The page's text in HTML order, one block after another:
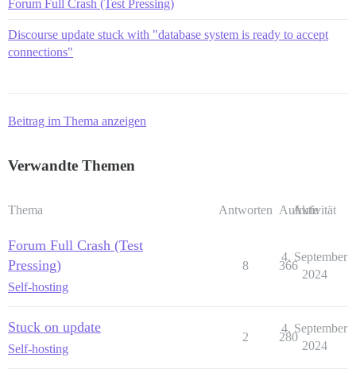
Forum Full Crash (Test Pressing)
Discourse update stuck with "database system is ready to accept
connections"
Beitrag im Thema anzeigen
Verwandte Themen
Thema Antworten Aufrufe
Aktivität
Forum Full Crash (Test
Pressing)
Self-hosting
8 366
4. September
2024
Stuck on update
Self-hosting
2 280
4. September
2024